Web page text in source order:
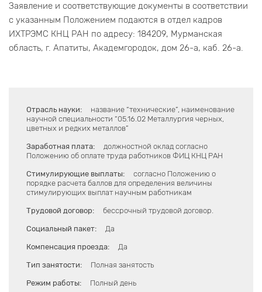
Заявление и соответствующие документы в соответствии
с указанным Положением подаются в отдел кадров
ИХТРЭМС КНЦ РАН по адресу: 184209, Мурманская
область, г. Апатиты, Академгородок, дом 26-а, каб. 26-а.
Отрасль науки:
название “технические”, наименование
научной специальности “05.16.02 Металлургия черных,
цветных и редких металлов”
Заработная плата:
должностной оклад согласно
Положению об оплате труда работников ФИЦ КНЦ РАН
Стимулирующие выплаты:
согласно Положению о
порядке расчета баллов для определения величины
стимулирующих выплат научным работникам
Трудовой договор: бессрочный трудовой договор.
Социальный пакет: Да
Компенсация проезда: Да
Тип занятости: Полная занятость
Режим работы: Полный день